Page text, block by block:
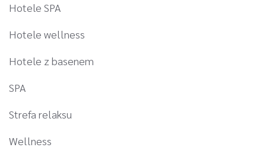
Hotele SPA
Hotele wellness
Hotele z basenem
SPA
Strefa relaksu
Wellness